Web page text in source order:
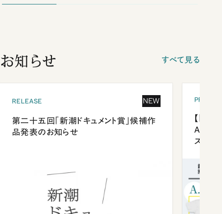
お知らせ すべて見る
RELEASE NEW
第二十五回「新潮ドキュメント賞」候補作
品発表のお知らせ
【「新
ズプレ